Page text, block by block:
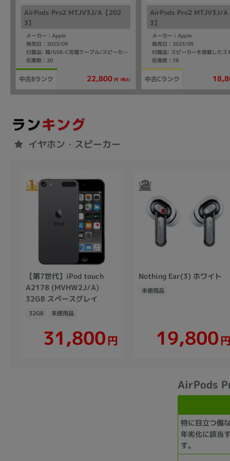
AirPods Pro2 MTJV3J/A【202
3】
メーカー：Apple
発売日：2023/09
付属品: 箱/USB-C充電ケーブル/スピーカーを搭載したストラップループ付きMagSafe充電ケース(USB-C)/シリコーン製イヤーチップ(XS/S/M/L)/マニュアル
在庫数：20
中古Bランク 22,800 円 (税込)
AirPods Pro2 MTJV3J/A
3】
メーカー：Apple
発売日：2023/09
在庫数：18
中古Cランク
イヤホン・スピーカー
【第7世代】iPod touch
A2178 (MVHW2J/A)
32GB スペースグレイ
32GB 未使用品
31,800円
Nothing Ear(3) ホワイト
未使用品
19,800
AirPods
特に目立つ傷
年劣化に該当
す。